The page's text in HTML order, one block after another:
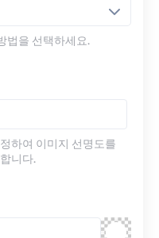
법을 선택하세요.
하여 이미지 선명도를
니다.